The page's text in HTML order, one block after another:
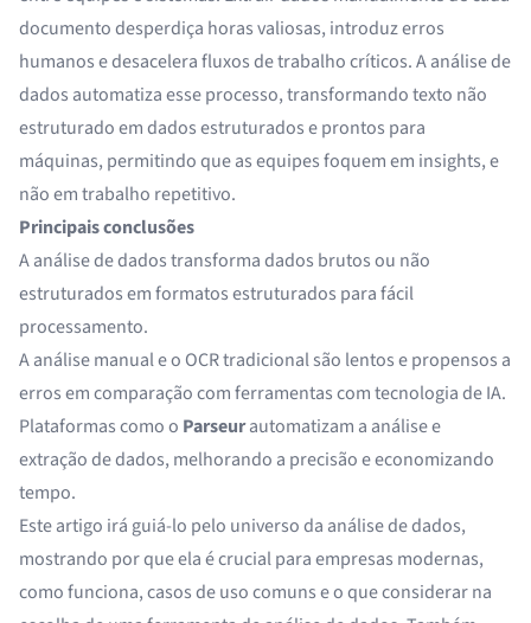
documento desperdiça horas valiosas, introduz erros
humanos e desacelera fluxos de trabalho críticos. A análise de
dados automatiza esse processo, transformando texto não
estruturado em dados estruturados e prontos para
máquinas, permitindo que as equipes foquem em insights, e
não em trabalho repetitivo.
Principais conclusões
A análise de dados transforma dados brutos ou não
estruturados em formatos estruturados para fácil
processamento.
A análise manual e o OCR tradicional são lentos e propensos a
erros em comparação com ferramentas com tecnologia de IA.
Plataformas como o Parseurautomatizam a análise e
extração de dados, melhorando a precisão e economizando
tempo.
Este artigo irá guiá-lo pelo universo da análise de dados,
mostrando por que ela é crucial para empresas modernas,
como funciona, casos de uso comuns e o que considerar na